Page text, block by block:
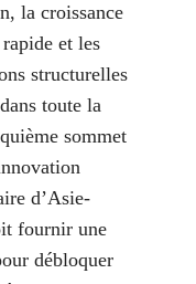
la croissance
et les
structurelles
toute la
sommet
d’Asie-
fournir une
débloquer